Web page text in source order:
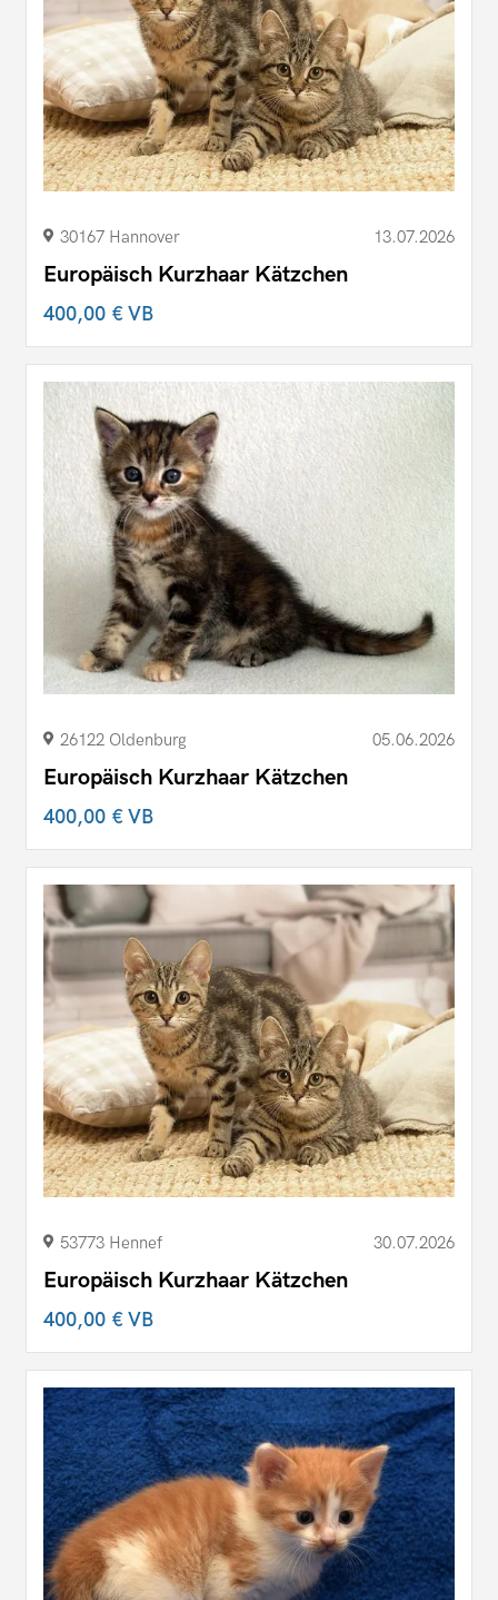
30167 Hannover 13.07.2026
Europäisch Kurzhaar Kätzchen
400,00 €VB
26122 Oldenburg 05.06.2026
Europäisch Kurzhaar Kätzchen
400,00 €VB
53773 Hennef 30.07.2026
Europäisch Kurzhaar Kätzchen
400,00 €VB